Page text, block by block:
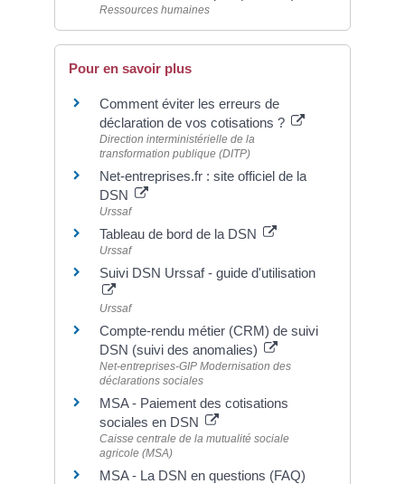
Ressources humaines
Pour en savoir plus
Comment éviter les erreurs de
déclaration de vos cotisations ?
Direction interministérielle de la
transformation publique (DITP)
Net-entreprises.fr : site officiel de la
DSN
Urssaf
Tableau de bord de la DSN
Urssaf
Suivi DSN Urssaf - guide d'utilisation
Urssaf
Compte-rendu métier (CRM) de suivi
DSN (suivi des anomalies)
Net-entreprises-GIP Modernisation des
déclarations sociales
MSA - Paiement des cotisations
sociales en DSN
Caisse centrale de la mutualité sociale
agricole (MSA)
MSA - La DSN en questions (FAQ)